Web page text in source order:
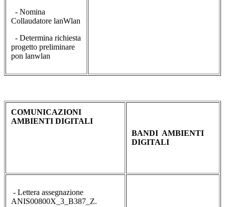
- Nomina
Collaudatore lanWlan
- Determina richiesta
progetto preliminare
pon lanwlan
COMUNICAZIONI
AMBIENTI DIGITALI
BANDI AMBIENTI
DIGITALI
- Lettera assegnazione
ANIS00800X_3_B387_Z.